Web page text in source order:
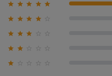
     100%
   
  
 
